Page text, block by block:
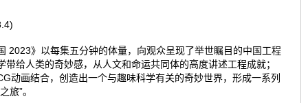
2023》以每集五分钟的体量，向观众呈现了举世瞩目的中国工程
带给人类的奇妙感，从人文和命运共同体的高度讲述工程成就；
动画结合，创造出一个与趣味科学有关的奇妙世界，形成一系列
旅”。